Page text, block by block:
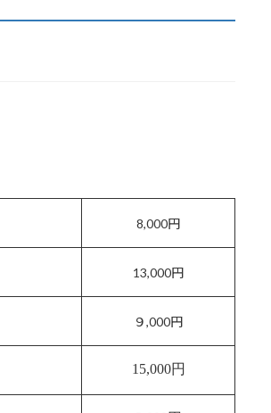
8,000円
13,000円
９,000円
15,000円